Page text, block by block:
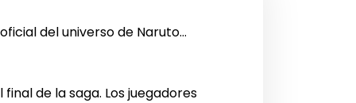
del universo de Naruto…
de la saga. Los juegadores